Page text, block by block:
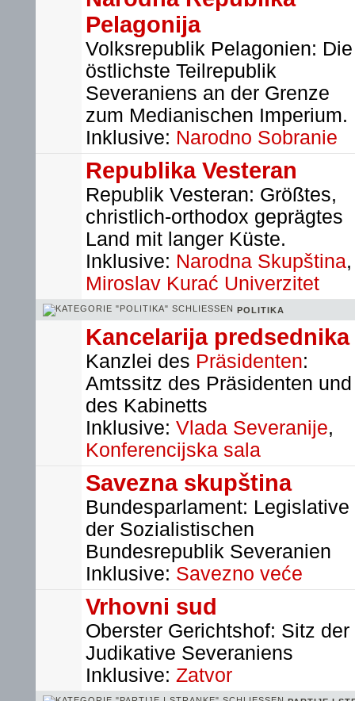
Pelagonija
Volksrepublik Pelagonien: Die
östlichste Teilrepublik
Severaniens an der Grenze
zum Medianischen Imperium.
Inklusive: Narodno Sobranie
Republika Vesteran
Republik Vesteran: Größtes,
christlich-orthodox geprägtes
Land mit langer Küste.
Inklusive: Narodna Skupština,
Miroslav Kurać Univerzitet
POLITIKA
Kancelarija predsednika
Kanzlei des Präsidenten:
Amtssitz des Präsidenten und
des Kabinetts
Inklusive: Vlada Severanije,
Konferencijska sala
Savezna skupština
Bundesparlament: Legislative
der Sozialistischen
Bundesrepublik Severanien
Inklusive: Savezno veće
Vrhovni sud
Oberster Gerichtshof: Sitz der
Judikative Severaniens
Inklusive: Zatvor